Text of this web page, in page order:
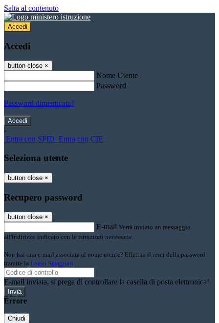
Salta al contenuto
Accedi
Accedi
button close ×
Nome Utente
Password
Password dimenticata?
-
Entra con SPID Entra con CIE
Seleziona utente
button close ×
Recupero password
button close ×
E-mail Verrà inviato un messaggio
all'indirizzo indicato con le istruzioni necessarie.
Non hai una e-mail associata al nome utente? Effettua il reset della password
tramite la Login Spaggiari
E-mail inviata, si prega di controllare la casella di posta elettronica!
Errore
Chiudi